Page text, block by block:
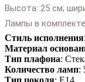
Высота: 25 см;
Лампы в
Подробнее:https://
Стиль исполнения
Материал
Тип плафона:
Количество ламп: